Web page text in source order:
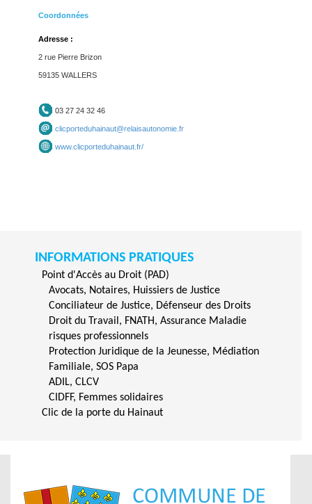
Coordonnées
Adresse :
2 rue Pierre Brizon
59135 WALLERS
03 27 24 32 46
clicporteduhainaut@relaisautonomie.fr
www.clicporteduhainaut.fr/
INFORMATIONS PRATIQUES
Point d'Accès au Droit (PAD)
Avocats, Notaires, Huissiers de Justice
Conciliateur de Justice, Défenseur des Droits
Droit du Travail, FNATH, Assurance Maladie
risques professionnels
Protection Juridique de la Jeunesse, Médiation
Familiale, SOS Papa
ADIL, CLCV
CIDFF, Femmes solidaires
Clic de la porte du Hainaut